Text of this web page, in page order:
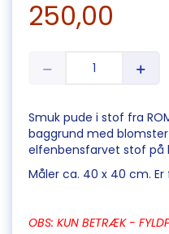
250,00
Smuk pude i stof fra
baggrund med
elfenbensfarvet stof på
Måler ca. 40 x 40 cm.
OBS: KUN BETRÆK -